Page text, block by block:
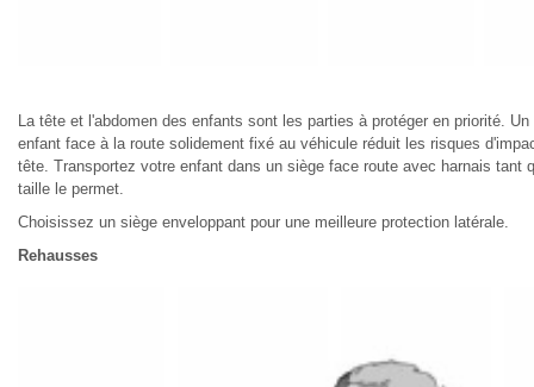
La tête et l'abdomen des enfants sont les parties à protéger en priorité. Un
enfant face à la route solidement fixé au véhicule réduit les risques
tête. Transportez votre enfant dans un siège face route avec harnais tant
taille le permet.
Choisissez un siège enveloppant pour une meilleure protection latérale.
Rehausses